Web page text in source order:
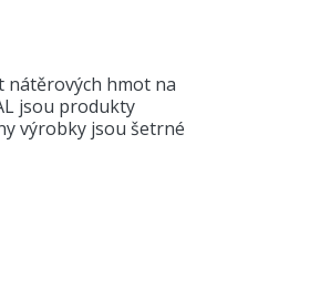
nátěrových hmot na
jsou produkty
výrobky jsou šetrné